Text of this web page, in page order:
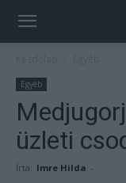
Egyéb
üzleti
Írta: Imre Hilda -